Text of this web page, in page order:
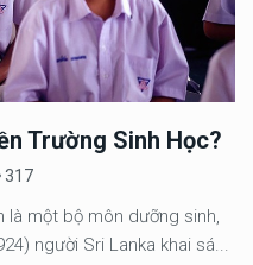
Trường Sinh Học?
317
là một bộ môn dưỡng sinh,
người Sri Lanka khai sá...